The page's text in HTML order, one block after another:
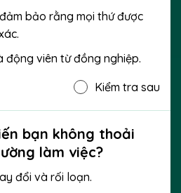
bảo rằng mọi thứ được
động viên từ đồng nghiệp.
Kiểm tra sau
bạn không thoải
làm việc?
đổi và rối loạn.